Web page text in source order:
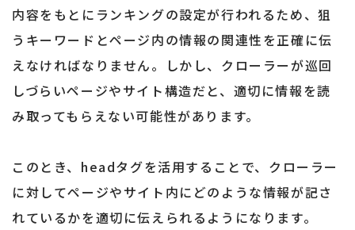
内容をもとにランキングの設定が行われるため、狙
うキーワードとページ内の情報の関連性を正確に伝
えなければなりません。しかし、クローラーが巡回
しづらいページやサイト構造だと、適切に情報を読
み取ってもらえない可能性があります。
このとき、headタグを活用することで、クローラー
に対してページやサイト内にどのような情報が記さ
れているかを適切に伝えられるようになります。